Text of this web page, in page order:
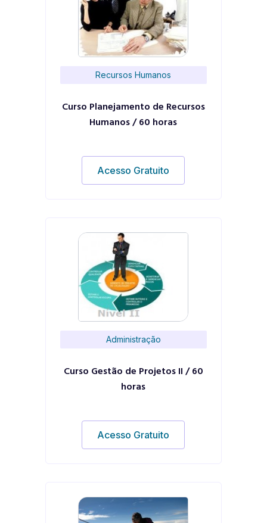
Recursos Humanos
Curso Planejamento de Recursos
Humanos / 60 horas
Acesso Gratuito
Administração
Curso Gestão de Projetos II / 60
horas
Acesso Gratuito